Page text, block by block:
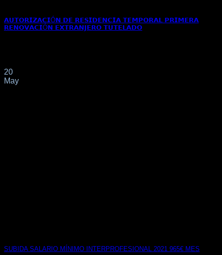
𝗔𝗨𝗧𝗢𝗥𝗜𝗭𝗔𝗖𝗜Ó𝗡 𝗗𝗘 𝗥𝗘𝗦𝗜𝗗𝗘𝗡𝗖𝗜𝗔 𝗧𝗘𝗠𝗣𝗢𝗥𝗔𝗟 𝗣𝗥𝗜𝗠𝗘𝗥𝗔
𝗥𝗘𝗡𝗢𝗩𝗔𝗖𝗜Ó𝗡 𝗘𝗫𝗧𝗥𝗔𝗡𝗝𝗘𝗥𝗢 𝗧𝗨𝗧𝗘𝗟𝗔𝗗𝗢
20
May
SUBIDA SALARIO MÍNIMO INTERPROFESIONAL 2021 965€ MES